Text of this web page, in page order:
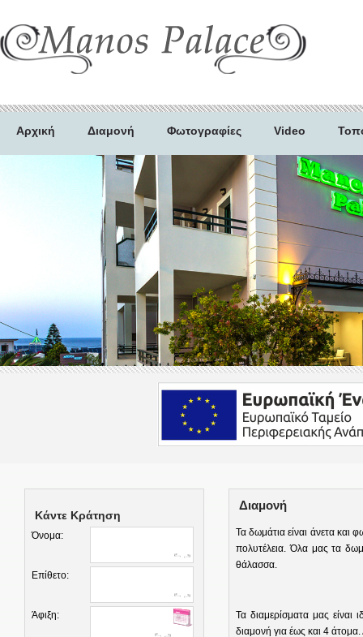
Αρχική Διαμονή Φωτογραφίες Video
Κάντε Κράτηση
Όνομα:
Επίθετο:
Άφιξη:
Διαμονή
Τα δωμάτια είναι άνετα και
πολυτέλεια. Όλα μας τα
θάλασσα.
Τα διαμερίσματα μας είναι
διαμονή για έως και 4 άτομα.